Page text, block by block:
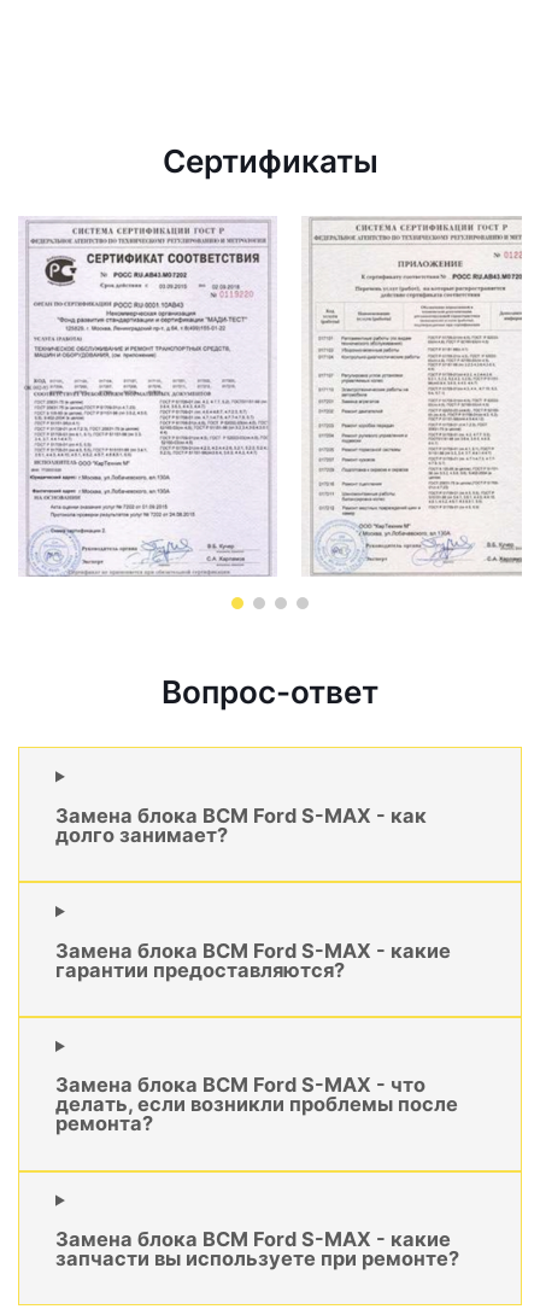
Сертификаты
Вопрос-ответ
Замена блока BCM Ford S-MAX - как
долго занимает?
Замена блока BCM Ford S-MAX - какие
гарантии предоставляются?
Замена блока BCM Ford S-MAX - что
делать, если возникли проблемы после
ремонта?
Замена блока BCM Ford S-MAX - какие
запчасти вы используете при ремонте?